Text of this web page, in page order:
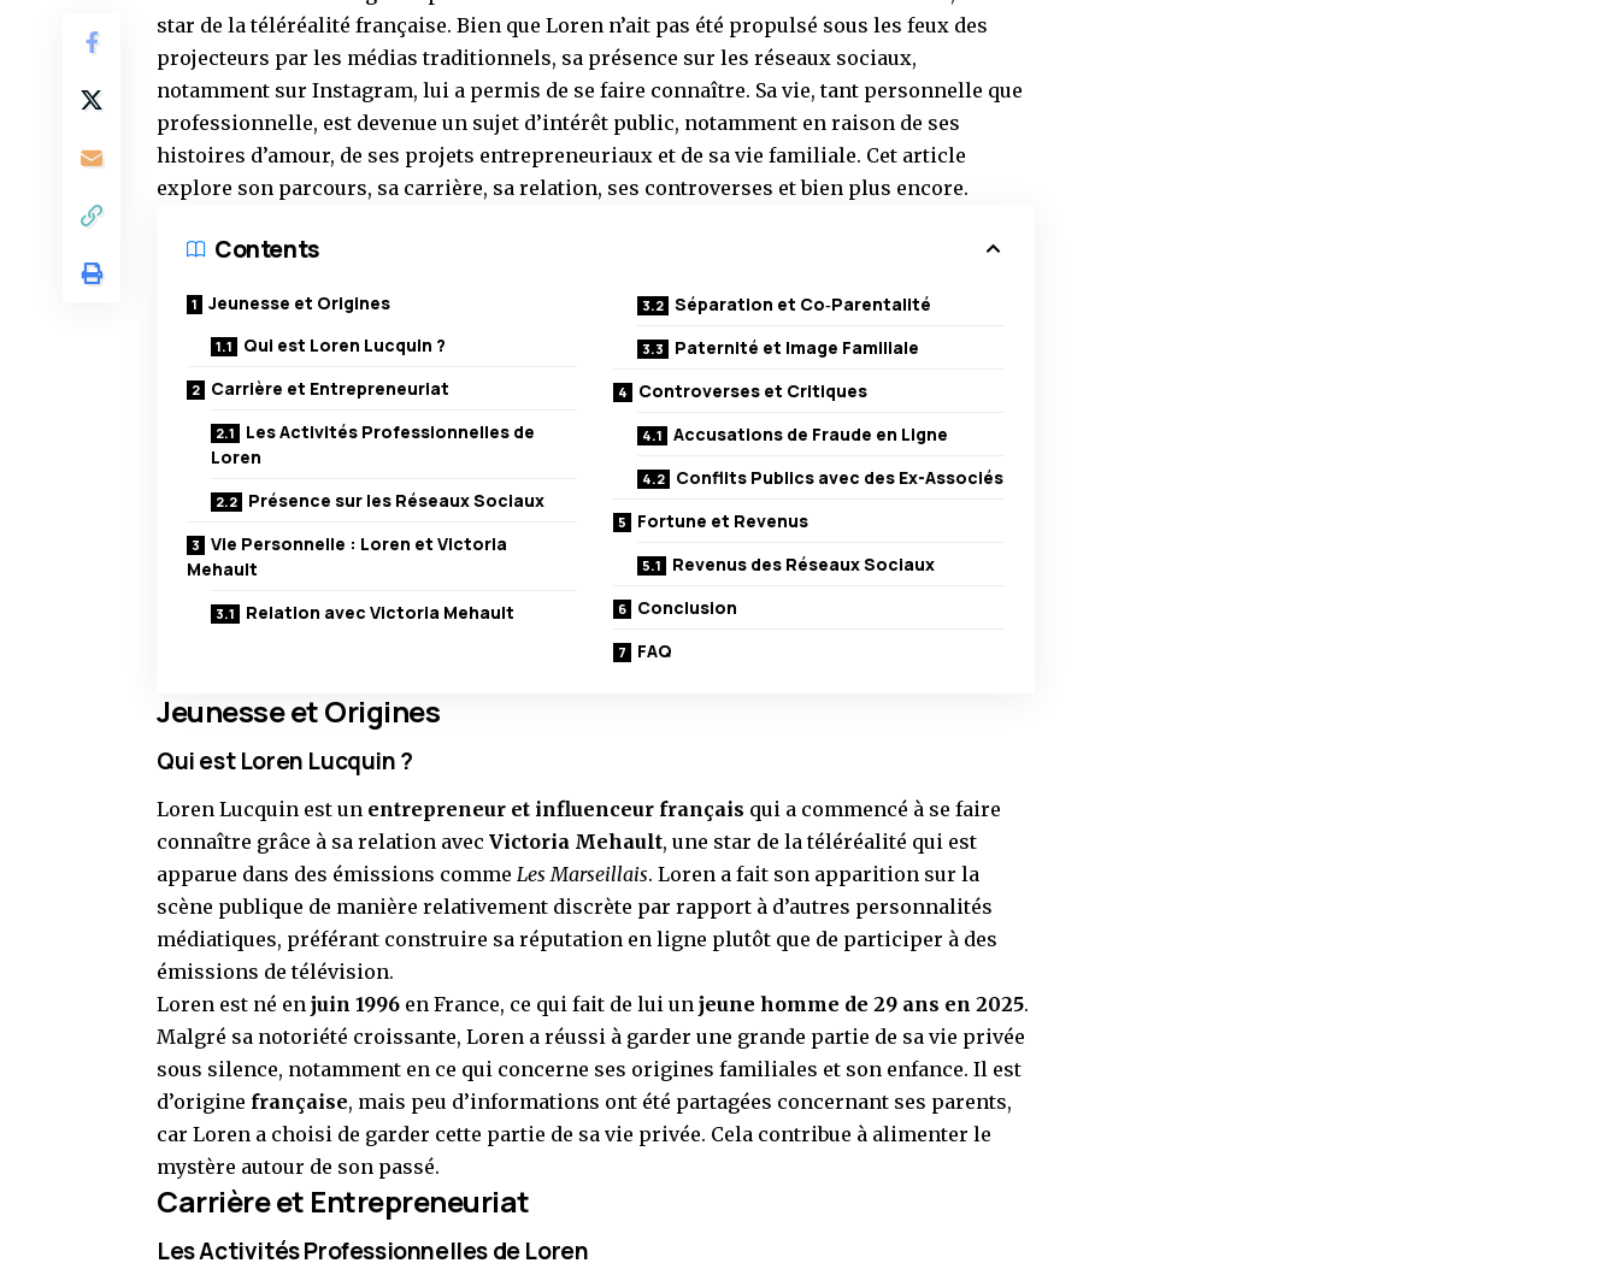
star de la téléréalité française. Bien que Loren n’ait pas été propulsé sous les feux des
projecteurs par les médias traditionnels, sa présence sur les réseaux sociaux,
notamment sur Instagram, lui a permis de se faire connaître. Sa vie, tant personnelle que
professionnelle, est devenue un sujet d’intérêt public, notamment en raison de ses
histoires d’amour, de ses projets entrepreneuriaux et de sa vie familiale. Cet article
explore son parcours, sa carrière, sa relation, ses controverses et bien plus encore.
Contents
Jeunesse et Origines
Qui est Loren Lucquin ?
Carrière et Entrepreneuriat
Les Activités Professionnelles de
Loren
Présence sur les Réseaux Sociaux
Vie Personnelle : Loren et Victoria
Mehault
Relation avec Victoria Mehault
Séparation et Co‑Parentalité
Paternité et Image Familiale
Controverses et Critiques
Accusations de Fraude en Ligne
Conflits Publics avec des Ex-Associés
Fortune et Revenus
Revenus des Réseaux Sociaux
Conclusion
FAQ
Jeunesse et Origines
Qui est Loren Lucquin ?
Loren Lucquin est un entrepreneur et influenceur français qui a commencé à se faire
connaître grâce à sa relation avec Victoria Mehault, une star de la téléréalité qui est
apparue dans des émissions comme Les Marseillais. Loren a fait son apparition sur la
scène publique de manière relativement discrète par rapport à d’autres personnalités
médiatiques, préférant construire sa réputation en ligne plutôt que de participer à des
émissions de télévision.
Loren est né en juin 1996 en France, ce qui fait de lui un jeune homme de 29 ans en 2025.
Malgré sa notoriété croissante, Loren a réussi à garder une grande partie de sa vie privée
sous silence, notamment en ce qui concerne ses origines familiales et son enfance. Il est
d’origine française, mais peu d’informations ont été partagées concernant ses parents,
car Loren a choisi de garder cette partie de sa vie privée. Cela contribue à alimenter le
mystère autour de son passé.
Carrière et Entrepreneuriat
Les Activités Professionnelles de Loren